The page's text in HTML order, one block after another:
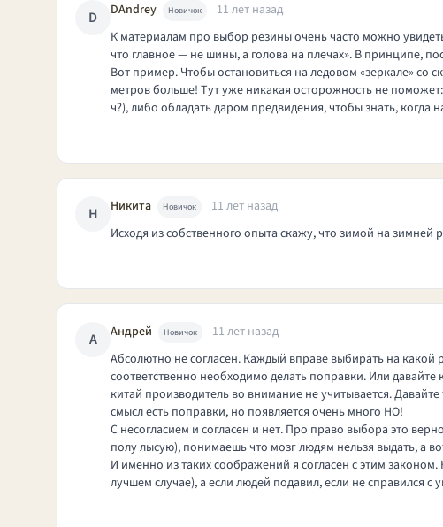
D DAndrey Новичок
11 лет назад
К материалам про выбор резины очень часто можно
что главное — не шины, а голова на плечах». В принципе,
Вот пример. Чтобы остановиться на ледовом «зеркале»
метров больше! Тут уже никакая осторожность не
ч?), либо обладать даром предвидения, чтобы знать,
Н Никита Новичок
11 лет назад
Исходя из собственного опыта скажу, что зимой на
А Андрей Новичок
11 лет назад
Абсолютно не согласен. Каждый вправе выбирать на какой
соответственно необходимо делать поправки. Или
китай производитель во внимание не учитывается.
смысл есть поправки, но появляется очень много НО!
С несогласием и согласен и нет. Про право выбора это
полу лысую), понимаешь что мозг людям нельзя выдать, а
И именно из таких соображений я согласен с этим
лучшем случае), а если людей подавил, если не справился с